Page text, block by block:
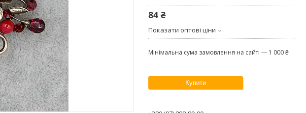
84 ₴
Показати оптові ціни
Мінімальна сума замовлення на сайті — 1 000 ₴
Купити